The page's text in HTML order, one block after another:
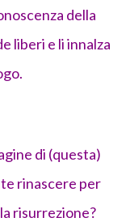
della
liberi e li innalza
di (questa)
rinascere per
risurrezione?